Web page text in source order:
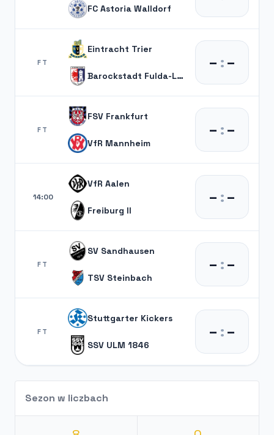
FC Astoria Walldorf
FT
Eintracht Trier
Barockstadt Fulda-Lehn.
– :–
FT
FSV Frankfurt
VfR Mannheim
– :–
14:00
VfR Aalen
Freiburg II
– :–
FT
SV Sandhausen
TSV Steinbach
– :–
FT
Stuttgarter Kickers
SSV ULM 1846
– :–
Sezon w liczbach